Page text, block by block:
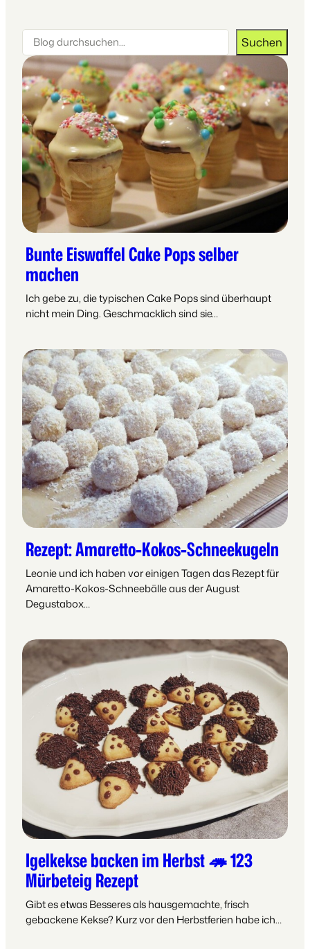
Suchen Suchen
Bunte Eiswaffel Cake Pops selber
machen
Ich gebe zu, die typischen Cake Pops sind überhaupt
nicht mein Ding. Geschmacklich sind sie…
Rezept: Amaretto-Kokos-Schneekugeln
Leonie und ich haben vor einigen Tagen das Rezept für
Amaretto-Kokos-Schneebälle aus der August
Degustabox…
Igelkekse backen im Herbst 🦔 123
Mürbeteig Rezept
Gibt es etwas Besseres als hausgemachte, frisch
gebackene Kekse? Kurz vor den Herbstferien habe ich…